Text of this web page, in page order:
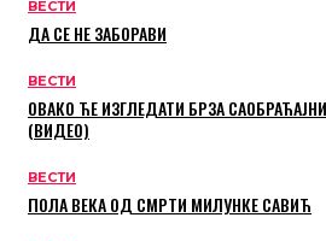
ВЕСТИ
ДА СЕ НЕ ЗАБОРАВИ
ВЕСТИ
ОВАКО ЋЕ ИЗГЛЕДАТИ БРЗА
(ВИДЕО)
ВЕСТИ
ПОЛА ВЕКА ОД СМРТИ МИЛУНКЕ САВИЋ